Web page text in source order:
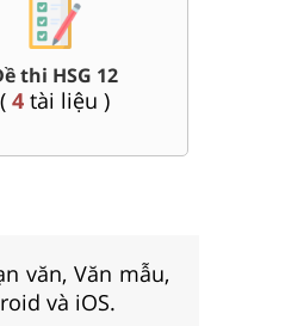
nghiệp
2025
)
văn, Văn mẫu,
và iOS.